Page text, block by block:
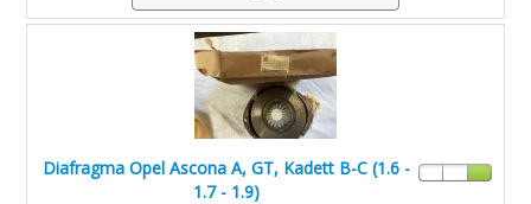
Diafragma Opel Ascona A, GT, Kadett B-C (1.6 -
1.7 - 1.9)